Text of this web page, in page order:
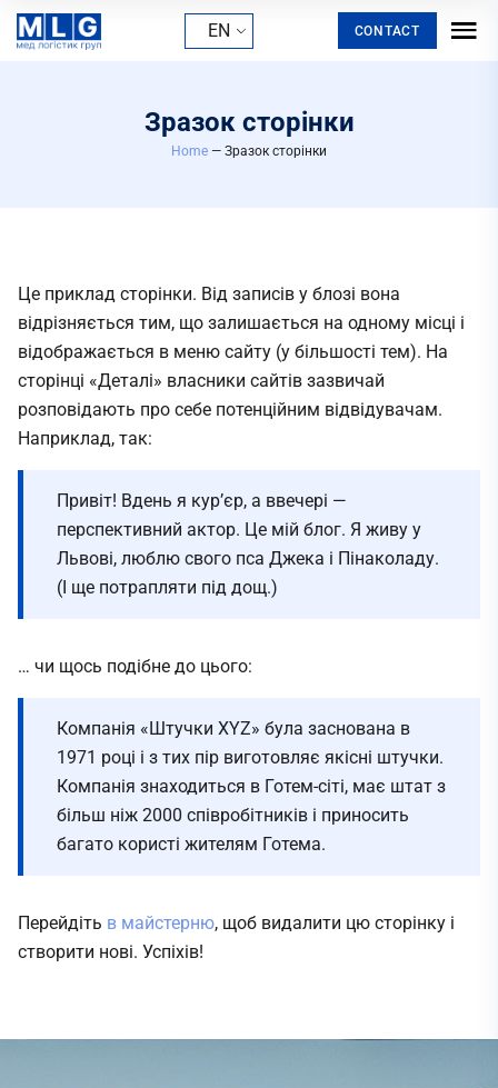
EN CONTACT
Зразок сторінки
Home — Зразок сторінки
Це приклад сторінки. Від записів у блозі вона
відрізняється тим, що залишається на одному місці і
відображається в меню сайту (у більшості тем). На
сторінці «Деталі» власники сайтів зазвичай
розповідають про себе потенційним відвідувачам.
Наприклад, так:
Привіт! Вдень я кур’єр, а ввечері —
перспективний актор. Це мій блог. Я живу у
Львові, люблю свого пса Джека і Пінаколаду.
(І ще потрапляти під дощ.)
… чи щось подібне до цього:
Компанія «Штучки XYZ» була заснована в
1971 році і з тих пір виготовляє якісні штучки.
Компанія знаходиться в Готем-сіті, має штат з
більш ніж 2000 співробітників і приносить
багато користі жителям Готема.
Перейдіть в майстерню, щоб видалити цю сторінку і
створити нові. Успіхів!